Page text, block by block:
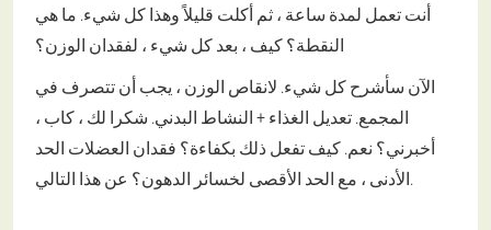
أنت تعمل لمدة ساعة ، ثم أكلت قليلاً وهذا كل شيء. ما هي
النقطة؟ كيف ، بعد كل شيء ، لفقدان الوزن؟
الآن سأشرح كل شيء. لانقاص الوزن ، يجب أن تتصرف في
المجمع. تعديل الغذاء + النشاط البدني. شكرا لك ، كاب ،
أخبرني؟ نعم. كيف تفعل ذلك بكفاءة؟ فقدان العضلات الحد
الأدنى ، مع الحد الأقصى لخسائر الدهون؟ عن هذا التالي.